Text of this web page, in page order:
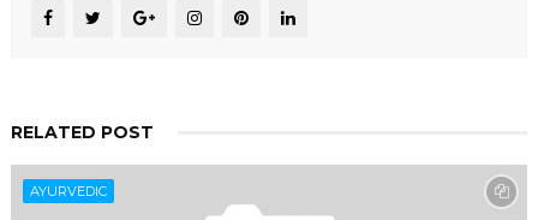
RELATED POST
AYURVEDIC